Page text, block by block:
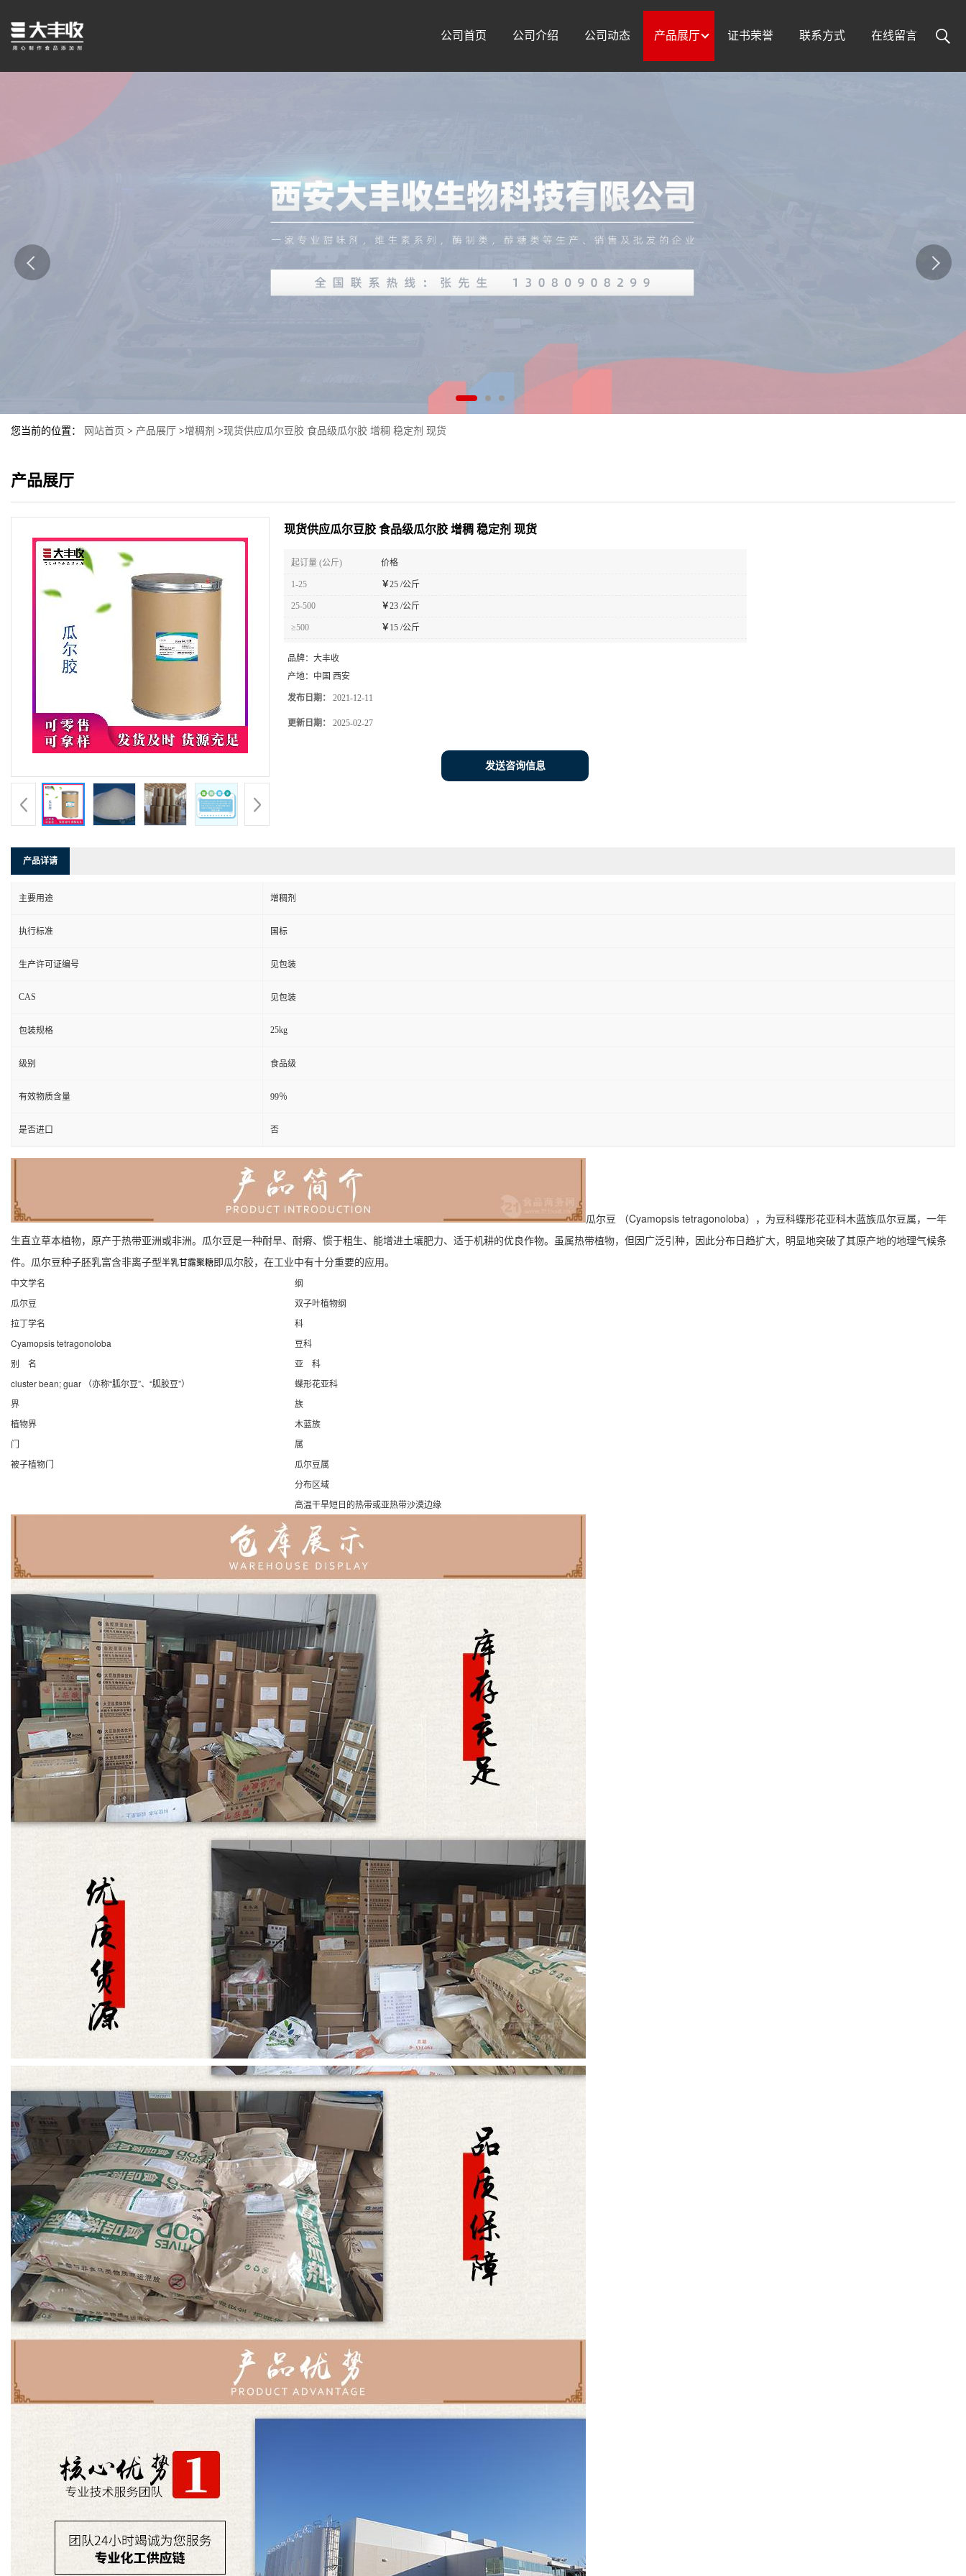
公司首页 公司介绍 公司动态 产品展厅 证书荣誉 联系方式 在线留言
您当前的位置： 网站首页 > 产品展厅 >增稠剂 >现货供应瓜尔豆胶 食品级瓜尔胶 增稠 稳定剂 现货
产品展厅
现货供应瓜尔豆胶 食品级瓜尔胶 增稠 稳定剂 现货
起订量 (公斤) 价格
1-25 ￥25 /公斤
25-500 ￥23 /公斤
≥500 ￥ 15 /公斤
品牌： 大丰收
产地： 中国 西安
发布日期： 2021-12-11
更新日期： 2025-02-27
发送咨询信息
产品详请
主要用途 增稠剂
执行标准 国标
生产许可证编号 见包装
CAS 见包装
包装规格 25kg
级别 食品级
有效物质含量 99％
是否进口 否
瓜尔豆 （Cyamopsis tetragonoloba），为豆科蝶形花亚科木蓝族瓜尔豆属，一年
生直立草本植物，原产于热带亚洲或非洲。瓜尔豆是一种耐旱、耐瘠、惯于粗生、能增进土壤肥力、适于机耕的优良作物。虽属热带植物，但因广泛引种，因此分布日趋扩大，明显地突破了其原产地的地理气候条
件。瓜尔豆种子胚乳富含非离子型半乳甘露聚糖即瓜尔胶，在工业中有十分重要的应用。
中文学名
瓜尔豆
拉丁学名
Cyamopsis tetragonoloba
别 名
cluster bean; guar （亦称“胍尔豆”、“胍胶豆”）
界
植物界
门
被子植物门
纲
双子叶植物纲
科
豆科
亚 科
蝶形花亚科
族
木蓝族
属
瓜尔豆属
分布区域
高温干旱短日的热带或亚热带沙漠边缘